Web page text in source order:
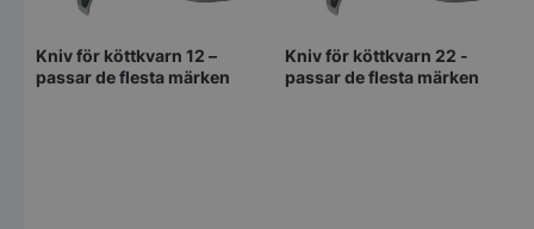
Kniv för köttkvarn 12 –
passar de flesta märken
Kniv för köttkvarn 22 -
passar de flesta märken